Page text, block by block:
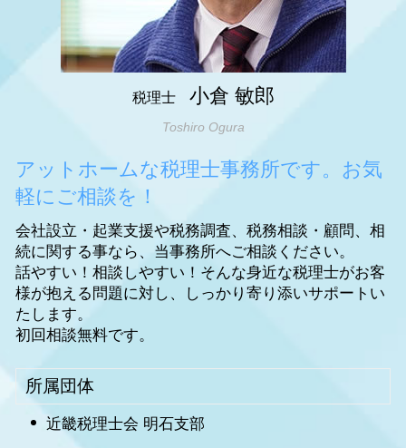
神戸市 相続 対策
姫路市 節税対策
税理士 小倉 敏郎
Toshiro Ogura
アットホームな税理士事務所です。お気
軽にご相談を！
会社設立・起業支援や税務調査、税務相談・顧問、相
続に関する事なら、当事務所へご相談ください。
話やすい！相談しやすい！そんな身近な税理士がお客
様が抱える問題に対し、しっかり寄り添いサポートい
たします。
初回相談無料です。
所属団体
近畿税理士会 明石支部